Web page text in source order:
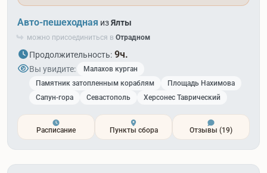
Авто-пешеходная изЯлты
можно присоединиться в Отрадном
Продолжительность: 9ч.
Вы увидите:
Малахов курган
Памятник затопленным кораблям
Площадь Нахимова
Сапун-гора
Севастополь Херсонес Таврический
Расписание Пункты сбора Отзывы (19)